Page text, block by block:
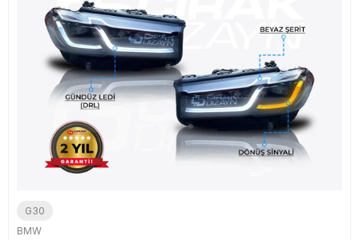
G30
BMW